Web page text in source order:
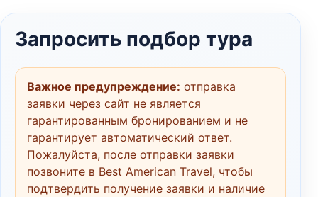
Запросить подбор тура
Важное предупреждение: отправка
заявки через сайт не является
гарантированным бронированием и не
гарантирует автоматический ответ.
Пожалуйста, после отправки заявки
позвоните в Best American Travel, чтобы
подтвердить получение заявки и наличие